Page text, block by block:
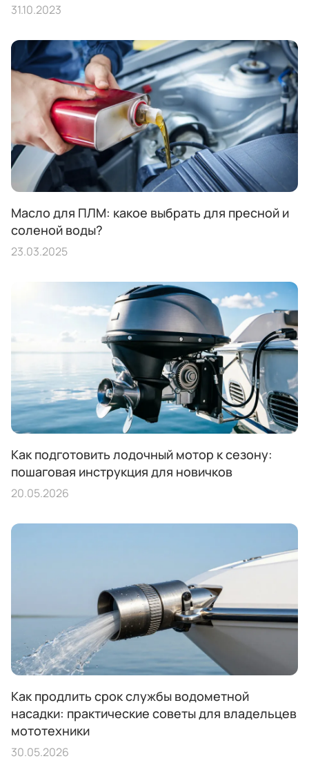
31.10.2023
Масло для ПЛМ: какое выбрать для пресной и
соленой воды?
23.03.2025
Как подготовить лодочный мотор к сезону:
пошаговая инструкция для новичков
20.05.2026
Как продлить срок службы водометной
насадки: практические советы для владельцев
мототехники
30.05.2026